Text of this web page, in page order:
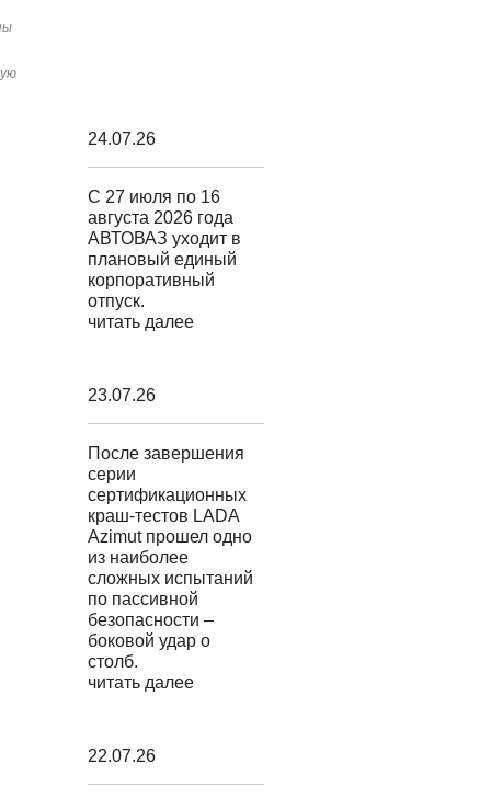
24.07.26
С 27 июля по 16
августа 2026 года
АВТОВАЗ уходит в
плановый единый
корпоративный
отпуск.
читать далее
23.07.26
После завершения
серии
сертификационных
краш-тестов LADA
Azimut прошел одно
из наиболее
сложных испытаний
по пассивной
безопасности –
боковой удар о
столб.
читать далее
22.07.26